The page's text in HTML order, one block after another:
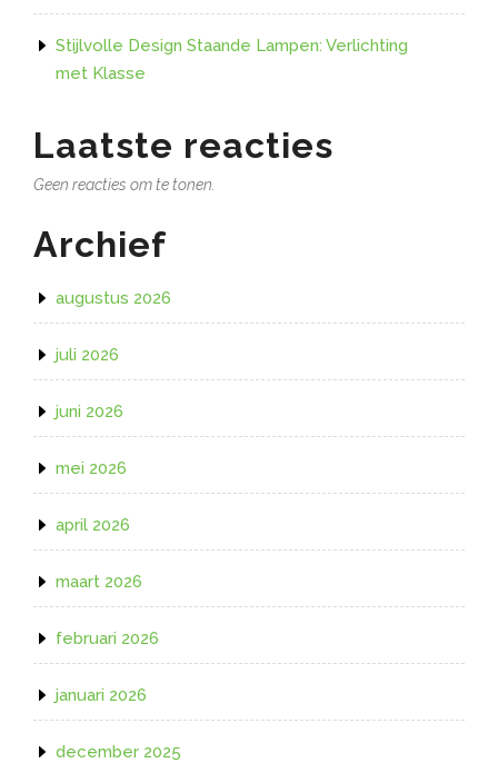
Stijlvolle Design Staande Lampen: Verlichting
met Klasse
Laatste reacties
Geen reacties om te tonen.
Archief
augustus 2026
juli 2026
juni 2026
mei 2026
april 2026
maart 2026
februari 2026
januari 2026
december 2025